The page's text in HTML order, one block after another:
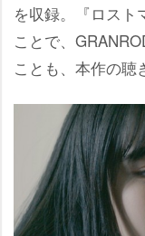
を収録。『ロスト
ことで、
ことも、本作の聴